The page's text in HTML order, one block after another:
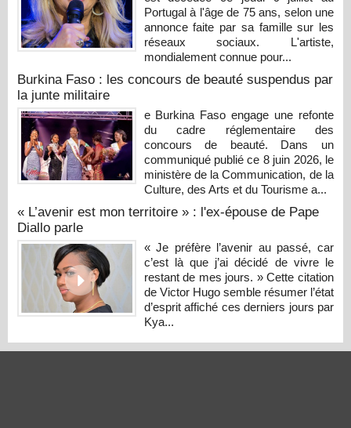
Portugal à l'âge de 75 ans, selon une
annonce faite par sa famille sur les
réseaux sociaux. L'artiste,
mondialement connue pour...
Burkina Faso : les concours de beauté suspendus par
la junte militaire
e Burkina Faso engage une refonte
du cadre réglementaire des
concours de beauté. Dans un
communiqué publié ce 8 juin 2026, le
ministère de la Communication, de la
Culture, des Arts et du Tourisme a...
« L’avenir est mon territoire » : l'ex-épouse de Pape
Diallo parle
« Je préfère l’avenir au passé, car
c’est là que j’ai décidé de vivre le
restant de mes jours. » Cette citation
de Victor Hugo semble résumer l’état
d’esprit affiché ces derniers jours par
Kya...